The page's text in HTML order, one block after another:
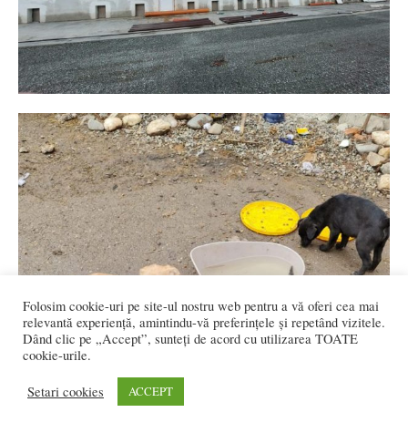
Folosim cookie-uri pe site-ul nostru web pentru a vă oferi cea mai
relevantă experiență, amintindu-vă preferințele și repetând vizitele.
Dând clic pe „Accept”, sunteți de acord cu utilizarea TOATE
cookie-urile.
Setari cookies ACCEPT